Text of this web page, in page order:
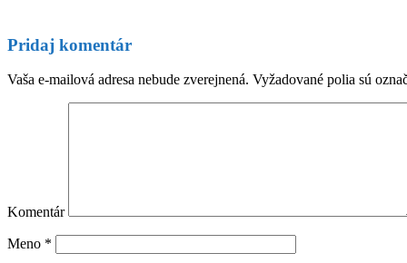
Pridaj komentár
Vaša e-mailová adresa nebude zverejnená. Vyžadované polia sú
Komentár
Meno *